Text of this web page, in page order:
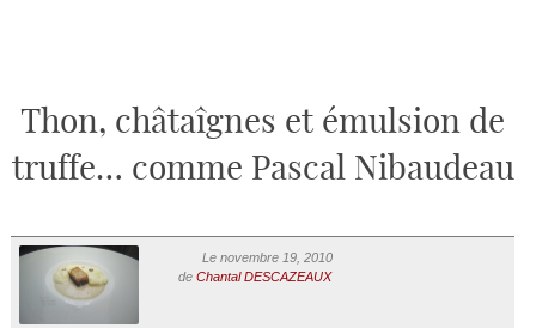
Thon, châtaîgnes et émulsion de
truffe… comme Pascal Nibaudeau
Le novembre 19, 2010
de Chantal DESCAZEAUX